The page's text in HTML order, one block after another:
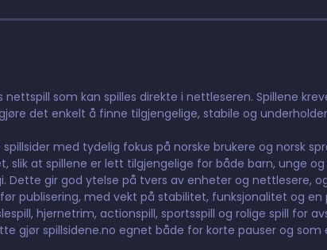
som kan spilles direkte i nettleseren. Spillene
det enkelt å finne tilgjengelige, stabile og
med tydelig fokus på norske brukere og norsk
slik at spillene er lett tilgjengelige for både barn, unge og
Dette gir god ytelse på tvers av enheter og nettlesere,
publisering, med vekt på stabilitet, funksjonalitet og en
hjernetrim, actionspill, sportsspill og rolige spill for
gjør spillsidene.no egnet både for korte pauser og